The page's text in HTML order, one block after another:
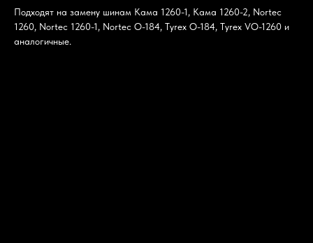
Подходят на замену шинам Кама 1260-1, Кама 1260-2, Nortec
1260, Nortec 1260-1, Nortec О-184, Tyrex О-184, Tyrex VO-1260 и
аналогичные.